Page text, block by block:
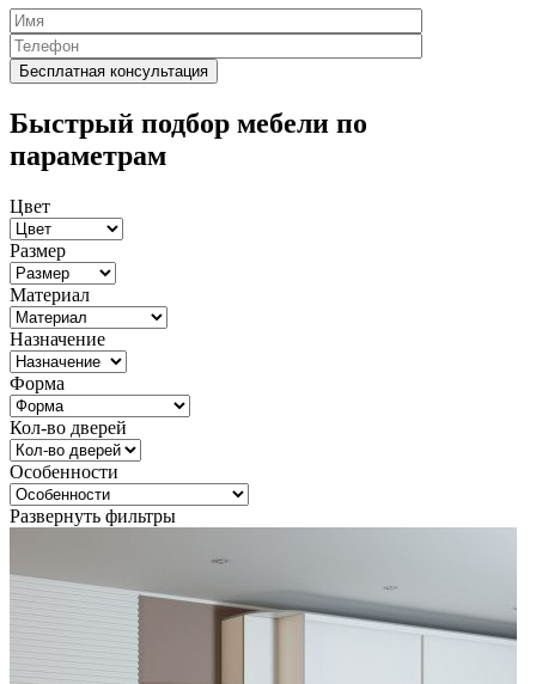
Быстрый подбор мебели по
параметрам
Цвет
Размер
Материал
Назначение
Форма
Кол-во дверей
Особенности
Развернуть фильтры